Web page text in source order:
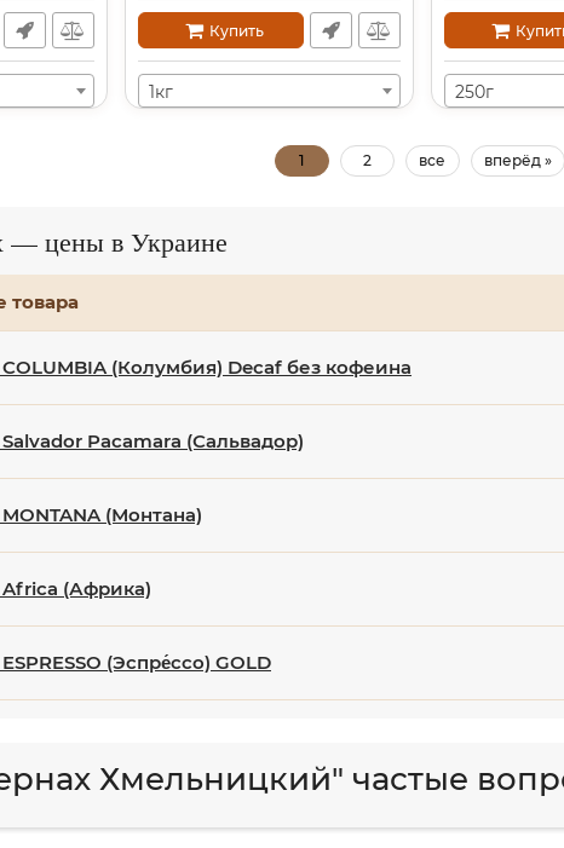
Купить
1кг 250г
1 2 все вперёд »
— цены в Украине
товара
(Колумбия) Decaf без кофеина
Pacamara (Сальвадор)
(Монтана)
(Африка)
(Эспре́ссо) GOLD
Хмельницкий" частые